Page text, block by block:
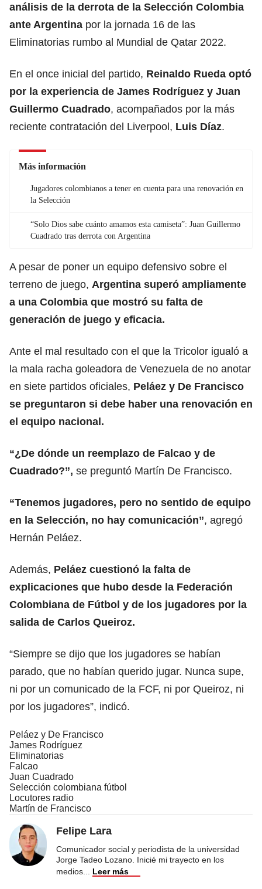
análisis de la derrota de la Selección Colombia
ante Argentina por la jornada 16 de las
Eliminatorias rumbo al Mundial de Qatar 2022.
En el once inicial del partido, Reinaldo Rueda optó
por la experiencia de James Rodríguez y Juan
Guillermo Cuadrado, acompañados por la más
reciente contratación del Liverpool, Luis Díaz.
Más información
Jugadores colombianos a tener en cuenta para una renovación en
la Selección
“Solo Dios sabe cuánto amamos esta camiseta”: Juan Guillermo
Cuadrado tras derrota con Argentina
A pesar de poner un equipo defensivo sobre el
terreno de juego, Argentina superó ampliamente
a una Colombia que mostró su falta de
generación de juego y eficacia.
Ante el mal resultado con el que la Tricolor igualó a
la mala racha goleadora de Venezuela de no anotar
en siete partidos oficiales, Peláez y De Francisco
se preguntaron si debe haber una renovación en
el equipo nacional.
“¿De dónde un reemplazo de Falcao y de
Cuadrado?”, se preguntó Martín De Francisco.
“Tenemos jugadores, pero no sentido de equipo
en la Selección, no hay comunicación”, agregó
Hernán Peláez.
Además, Peláez cuestionó la falta de
explicaciones que hubo desde la Federación
Colombiana de Fútbol y de los jugadores por la
salida de Carlos Queiroz.
“Siempre se dijo que los jugadores se habían
parado, que no habían querido jugar. Nunca supe,
ni por un comunicado de la FCF, ni por Queiroz, ni
por los jugadores”, indicó.
Peláez y De Francisco
James Rodríguez
Eliminatorias
Falcao
Juan Cuadrado
Selección colombiana fútbol
Locutores radio
Martín de Francisco
Felipe Lara
Comunicador social y periodista de la universidad
Jorge Tadeo Lozano. Inicié mi trayecto en los
medios
Leer más